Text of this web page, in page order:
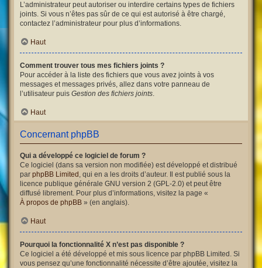
L’administrateur peut autoriser ou interdire certains types de fichiers
joints. Si vous n’êtes pas sûr de ce qui est autorisé à être chargé,
contactez l’administrateur pour plus d’informations.
Haut
Comment trouver tous mes fichiers joints ?
Pour accéder à la liste des fichiers que vous avez joints à vos
messages et messages privés, allez dans votre panneau de
l’utilisateur puis Gestion des fichiers joints.
Haut
Concernant phpBB
Qui a développé ce logiciel de forum ?
Ce logiciel (dans sa version non modifiée) est développé et distribué
par phpBB Limited , qui en a les droits d’auteur. Il est publié sous la
licence publique générale GNU version 2 (GPL-2.0) et peut être
diffusé librement. Pour plus d’informations, visitez la page «
À propos de phpBB » (en anglais).
Haut
Pourquoi la fonctionnalité X n’est pas disponible ?
Ce logiciel a été développé et mis sous licence par phpBB Limited. Si
vous pensez qu’une fonctionnalité nécessite d’être ajoutée, visitez la